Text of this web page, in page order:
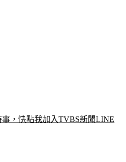
，快點我加入TVBS新聞LINE